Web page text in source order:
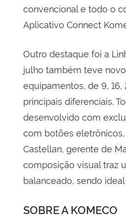
convencional e todo o
Aplicativo Connect
Outro destaque foi a
julho também teve
equipamentos, de 9,
principais diferenciais.
desenvolvido com
com botões
Castellan, gerente de
composição visual traz
balanceado, sendo
SOBRE A KOMECO